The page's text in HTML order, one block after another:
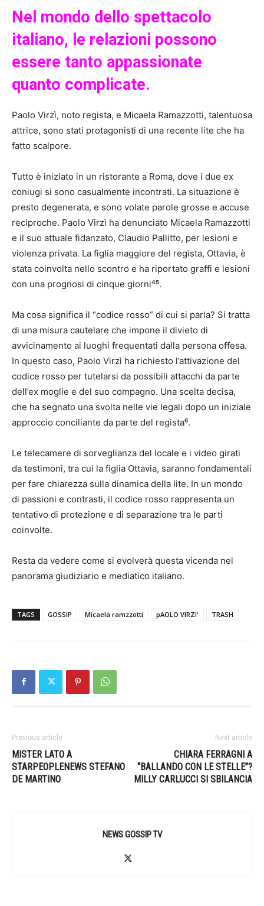
Nel mondo dello spettacolo
italiano, le relazioni possono
essere tanto appassionate
quanto complicate.
Paolo Virzì, noto regista, e Micaela Ramazzotti, talentuosa
attrice, sono stati protagonisti di una recente lite che ha
fatto scalpore.
Tutto è iniziato in un ristorante a Roma, dove i due ex
coniugi si sono casualmente incontrati. La situazione è
presto degenerata, e sono volate parole grosse e accuse
reciproche. Paolo Virzì ha denunciato Micaela Ramazzotti
e il suo attuale fidanzato, Claudio Pallitto, per lesioni e
violenza privata. La figlia maggiore del regista, Ottavia, è
stata coinvolta nello scontro e ha riportato graffi e lesioni
con una prognosi di cinque giorni⁴⁵.
Ma cosa significa il “codice rosso” di cui si parla? Si tratta
di una misura cautelare che impone il divieto di
avvicinamento ai luoghi frequentati dalla persona offesa.
In questo caso, Paolo Virzì ha richiesto l’attivazione del
codice rosso per tutelarsi da possibili attacchi da parte
dell’ex moglie e del suo compagno. Una scelta decisa,
che ha segnato una svolta nelle vie legali dopo un iniziale
approccio conciliante da parte del regista⁶.
Le telecamere di sorveglianza del locale e i video girati
da testimoni, tra cui la figlia Ottavia, saranno fondamentali
per fare chiarezza sulla dinamica della lite. In un mondo
di passioni e contrasti, il codice rosso rappresenta un
tentativo di protezione e di separazione tra le parti
coinvolte.
Resta da vedere come si evolverà questa vicenda nel
panorama giudiziario e mediatico italiano.
TAGS GOSSIP Micaela ramzzotti pAOLO VIRZI' TRASH
Previous article
MISTER LATO A
STARPEOPLENEWS STEFANO
DE MARTINO
Next article
CHIARA FERRAGNI A
“BALLANDO CON LE STELLE”?
MILLY CARLUCCI SI SBILANCIA
NEWS GOSSIP TV